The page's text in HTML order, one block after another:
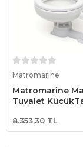
Matromarine
Matromarine
Tuvalet
8.353,30 TL